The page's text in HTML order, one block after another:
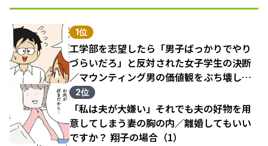
1位
工学部を志望したら「男子ばっかりでやり
づらいだろ」と反対された女子学生の決断
／マウンティング男の価値観をぶち壊した
結果（1）
2位
「私は夫が大嫌い」それでも夫の好物を用
意してしまう妻の胸の内／離婚してもいい
ですか？ 翔子の場合（1）